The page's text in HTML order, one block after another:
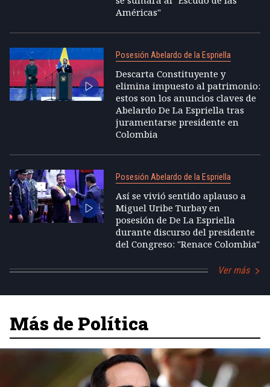
Américas"
Posesión Abelardo de la Espriella
Descarta Constituyente y
elimina impuesto al patrimonio:
estos son los anuncios claves de
Abelardo De La Espriella tras
juramentarse presidente en
Colombia
Posesión Abelardo de la Espriella
Así se vivió sentido aplauso a
Miguel Uribe Turbay en
posesión de De La Espriella
durante discurso del presidente
del Congreso: "Renace Colombia"
Ver más
Más de Política